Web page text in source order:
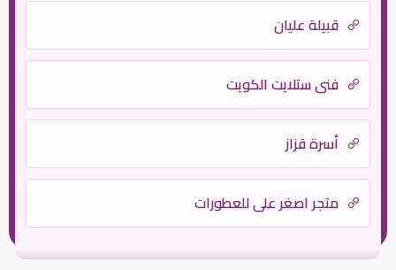
قبيلة عليان
فني ستلايت الكويت
أسرة قزاز
متجر اصغر علي للعطورات